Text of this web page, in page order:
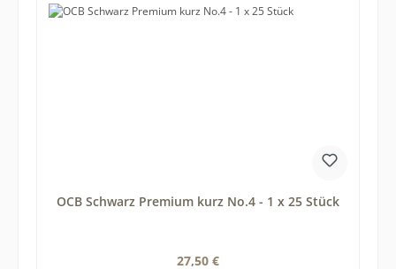
OCB Schwarz Premium kurz No.4 - 1 x 25 Stück
Regulärer Preis:
27,50 €